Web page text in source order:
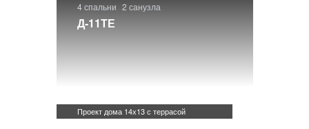
4 спальни 2 санузла
Д-11ТЕ
Проект дома 14х13 с террасой